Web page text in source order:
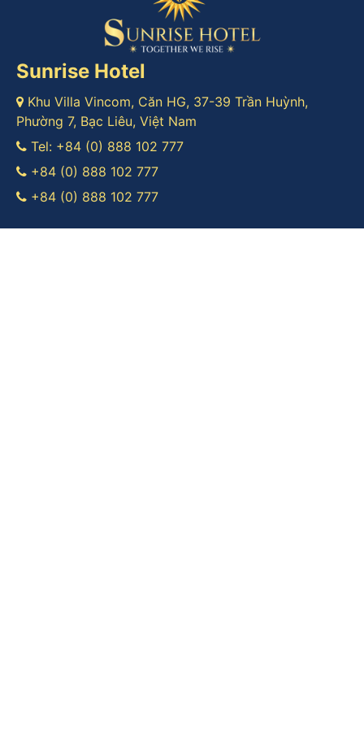
Sunrise Hotel
Khu Villa Vincom, Căn HG, 37-39 Trần Huỳnh,
Phường 7, Bạc Liêu, Việt Nam
Tel: +84 (0) 888 102 777
+84 (0) 888 102 777
+84 (0) 888 102 777